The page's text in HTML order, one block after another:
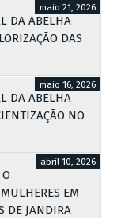
DA ABELHA
DAS
maio 21, 2026
DA ABELHA
NO
maio 16, 2026
EM
DE JANDIRA
abril 10, 2026